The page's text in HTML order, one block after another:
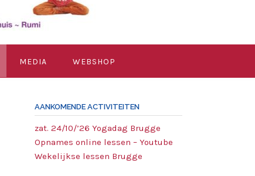
MEDIA WEBSHOP
AANKOMENDE ACTIVITEITEN
zat. 24/10/’26 Yogadag Brugge
Opnames online lessen – Youtube
Wekelijkse lessen Brugge